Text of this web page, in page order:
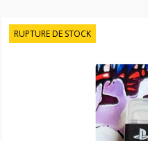
RUPTURE DE STOCK